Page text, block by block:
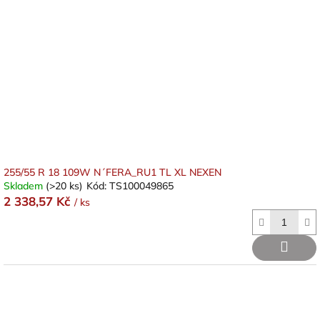
255/55 R 18 109W N´FERA_RU1 TL XL NEXEN
Skladem (>20 ks) Kód: TS100049865
2 338,57 Kč / ks